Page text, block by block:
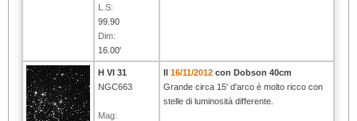
L.S:
99.90
Dim:
16.00'
H VI 31
NGC663
Mag:
Il16/11/2012 con Dobson 40cm
Grande circa 15' d'arco è molto ricco con
stelle di luminosità differente.